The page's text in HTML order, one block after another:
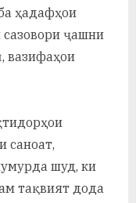
ҳадафҳои
ҷашни
вазифаҳои
саноат,
шуд, ки
тақвият дода